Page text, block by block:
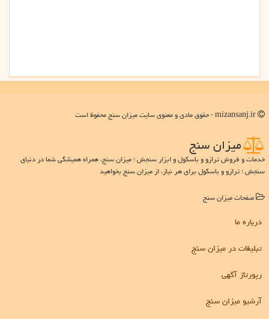
میزان سنج
خدمات و فروش ترازو و باسکول و ابزار سنجش ؛ میزان سنج، همراه همیشگی شما در دنیای
سنجش ؛ ترازو و باسکول برای هر نیاز، از میزان سنج بخواهید
صفحات میزان سنج
درباره ما
تبلیغات در میزان سنج
رپورتاژ آگهی
آرشیو میزان سنج